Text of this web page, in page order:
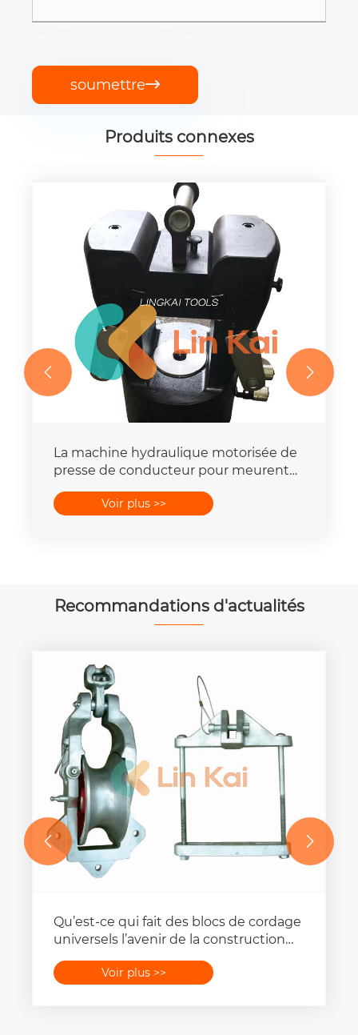
soumettre
Produits connexes
Compresseur hydraulique puissant
avec pompe motorisée de ficelle de
ligne de transmission
Voir plus >>
 
Recommandations d'actualités
Pourquoi les outils de sertissage
hydrauliques deviennent-ils
indispensables ?
Voir plus >>
 